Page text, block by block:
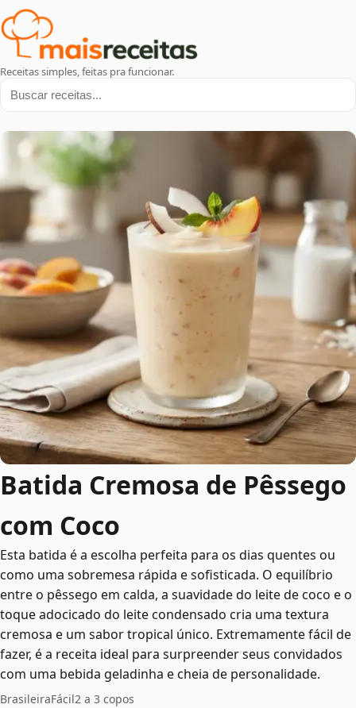
Receitas simples, feitas pra funcionar.
Buscar receitas
Batida Cremosa de Pêssego
com Coco
Esta batida é a escolha perfeita para os dias quentes ou
como uma sobremesa rápida e sofisticada. O equilíbrio
entre o pêssego em calda, a suavidade do leite de coco e o
toque adocicado do leite condensado cria uma textura
cremosa e um sabor tropical único. Extremamente fácil de
fazer, é a receita ideal para surpreender seus convidados
com uma bebida geladinha e cheia de personalidade.
BrasileiraFácil2 a 3 copos